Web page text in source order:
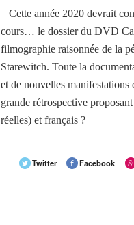
Cette année 2020 devrait
cours… le dossier du DVD
filmographie raisonnée de la
Starewitch. Toute la
et de nouvelles
grande rétrospective
réelles) et français ?
Twitter
Facebook